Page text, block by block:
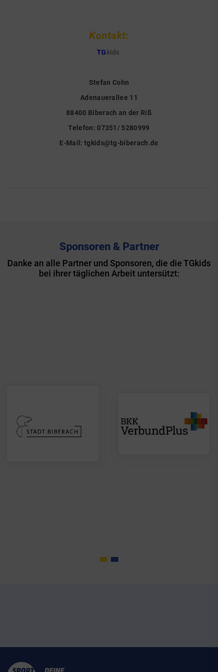
Kontakt:
TG kids
Stefan Cohn
Adenauerallee 11
88400 Biberach an der Riß
Telefon: 07351/ 5280999
E-Mail: tgkids@tg-biberach.de
Sponsoren & Partner
Danke an alle Partner und Sponsoren, die die TGkids
bei ihrer täglichen Arbeit untersützt: